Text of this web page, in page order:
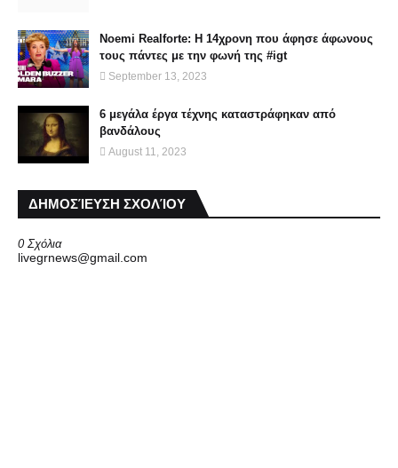
Noemi Realforte: Η 14χρονη που άφησε άφωνους
τους πάντες με την φωνή της #igt
September 13, 2023
6 μεγάλα έργα τέχνης καταστράφηκαν από
βανδάλους
August 11, 2023
ΔΗΜΟΣΊΕΥΣΗ ΣΧΟΛΊΟΥ
0 Σχόλια
livegrnews@gmail.com